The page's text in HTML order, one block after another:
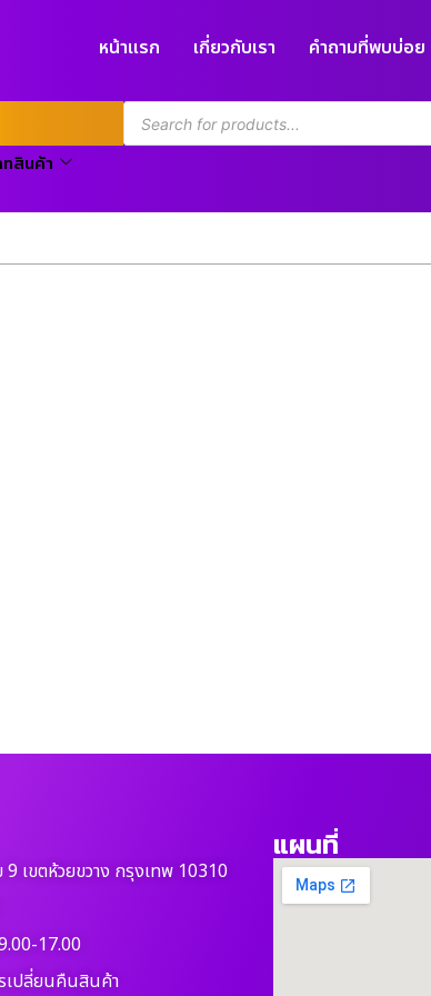
หน้าแรก เกี่ยวกับเรา คำถามที่พบบ่อย
ทสินค้า
9 เขตห้วยขวาง กรุงเทพ 10310
17.00
เปลี่ยนคืนสินค้า
แผนที่